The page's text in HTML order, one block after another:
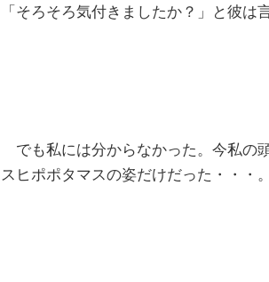
「そろそろ気付きましたか？」と彼は
でも私には分からなかった。今私の
スヒポポタマスの姿だけだった・・・。